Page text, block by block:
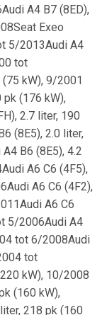
A4 B7 (8ED),
Exeo
5/2013Audi A4
tot
kW), 9/2001
(176 kW),
2.7 liter, 190
(8E5), 2.0 liter,
B6 (8E5), 4.2
A6 C6 (4F5),
A6 C6 (4F2),
A6 C6
5/2006Audi A4
tot 6/2008Audi
tot
kW), 10/2008
(160 kW),
218 pk (160